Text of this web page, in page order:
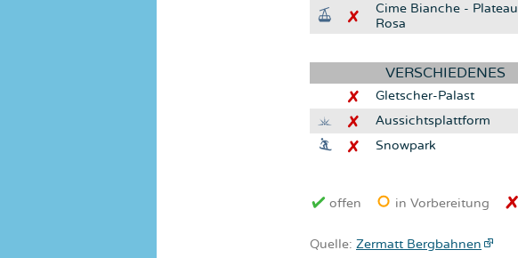
Cime Bianche - Plateau
Rosa
VERSCHIEDENES
Gletscher-Palast
Aussichtsplattform
Snowpark
offen in Vorbereitung
Quelle: Zermatt Bergbahnen